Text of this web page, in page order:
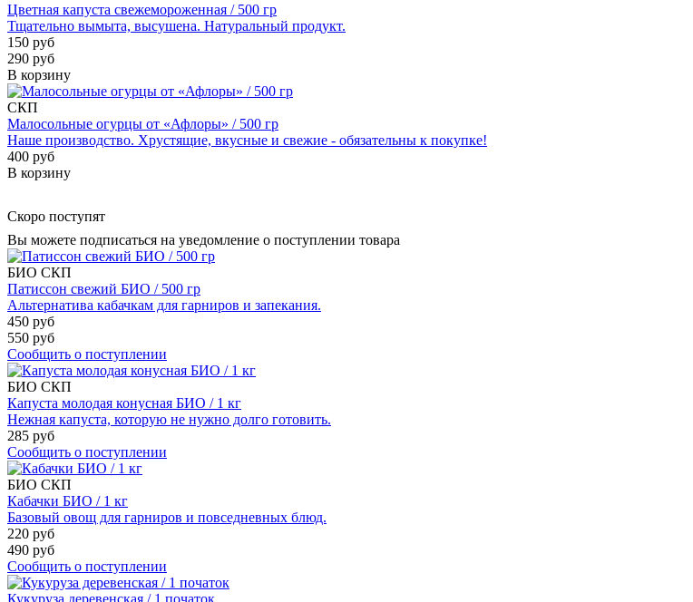
Цветная капуста свежемороженная / 500 гр
Тщательно вымыта, высушена. Натуральный продукт.
150 руб
290 руб
В корзину
СКП
Малосольные огурцы от «Афлоры» / 500 гр
Наше производство. Хрустящие, вкусные и свежие - обязательны к покупке!
400 руб
В корзину
Скоро поступят
Вы можете подписаться на уведомление о поступлении товара
БИО СКП
Патиссон свежий БИО / 500 гр
Альтернатива кабачкам для гарниров и запекания.
450 руб
550 руб
Сообщить о поступлении
БИО СКП
Капуста молодая конусная БИО / 1 кг
Нежная капуста, которую не нужно долго готовить.
285 руб
Сообщить о поступлении
БИО СКП
Кабачки БИО / 1 кг
Базовый овощ для гарниров и повседневных блюд.
220 руб
490 руб
Сообщить о поступлении
Кукуруза деревенская / 1 початок